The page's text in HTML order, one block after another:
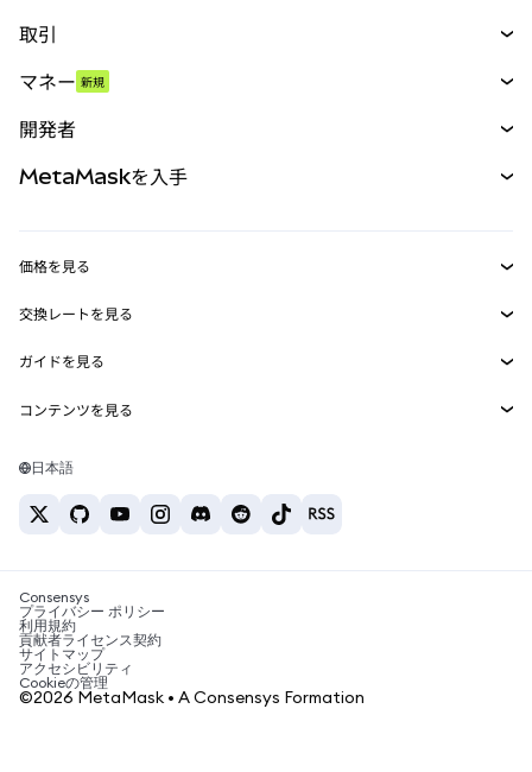
取引
パーペチュアル
RWA
マネー 新規
開発者
MetaMask Connect
Snaps
Web3サービス
MetaMaskを入手
セキュリティ
サポート
キャリア
お問い合わせ
価格を見る
イーサリアムの価格
Solanaの価格
Tetherの価格
交換レートを見る
ETH→USD
USDT→INR
BTC→INR
ETH→USDT
ガイドを見る
ETHの購入
USDTの購入
SHIBの購入
BNBの購入
コンテンツを見る
Solanaウォレット
税制関連ニュース
暗号資産の購入方法は？
ビットコインを売るには？
日本語
Consensys
プライバシー ポリシー
利用規約
貢献者ライセンス契約
サイトマップ
アクセシビリティ
Cookieの管理
©2026 MetaMask • A Consensys Formation